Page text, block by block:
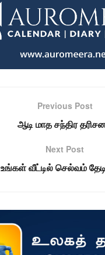
Previous Post
ஆடி மாத சந்திர
Next Post
உங்கள் வீட்டில் செல்வம்